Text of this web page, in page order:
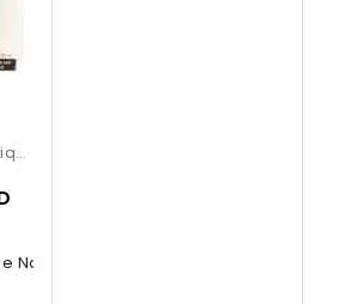
Narciso...
Top Cosmétiques